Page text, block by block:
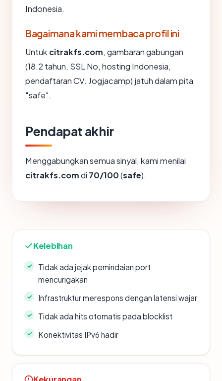
Indonesia.
Bagaimana kami membaca profil ini
Untuk citrakfs.com, gambaran gabungan
(18.2 tahun, SSL No, hosting Indonesia,
pendaftaran CV. Jogjacamp) jatuh dalam pita
"safe".
Pendapat akhir
Menggabungkan semua sinyal, kami menilai
citrakfs.comdi 70/100(safe).
Kelebihan
Tidak ada jejak pemindaian port
mencurigakan
Infrastruktur merespons dengan latensi wajar
Tidak ada hits otomatis pada blocklist
Konektivitas IPv6 hadir